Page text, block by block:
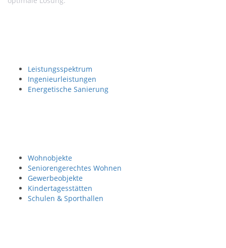
Leistungsspektrum
Ingenieurleistungen
Energetische Sanierung
Wohnobjekte
Seniorengerechtes Wohnen
Gewerbeobjekte
Kindertagesstätten
Schulen & Sporthallen